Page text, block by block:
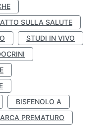
SULLA SALUTE
STUDI IN VIVO
BISFENOLO A
PREMATURO